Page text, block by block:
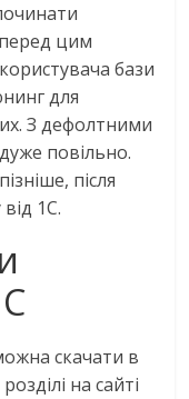
цим
бази
для
З дефолтними
повільно.
після
1С.
скачати в
на сайті